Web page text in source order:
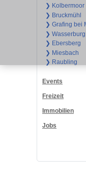
❯ Kolbermoor
❯ Bruckmühl
❯ Grafing bei
❯
❯ Ebersberg
❯ Miesbach
❯ Raubling
Events
Freizeit
Immobilien
Jobs